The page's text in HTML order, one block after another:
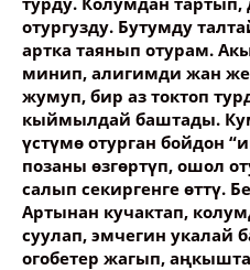
Опубликовать контент
отургузду. Бутумду
артка таянып отурам.
минип, алигимди жан
жумуп, бир аз токтоп
кыймылдай баштады.
үстүмө отурган бойдон
позаны өзгөртүп, ошол
салып секиргенге өттү.
Артынан кучактап,
суулап, эмчегин укалай
огобетер жагып,